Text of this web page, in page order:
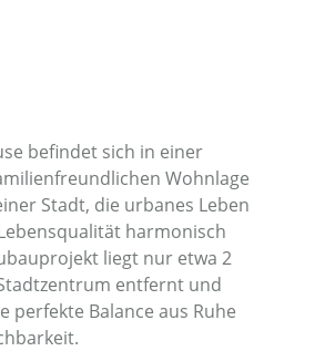
befindet sich in einer
Wohnlage
Stadt, die urbanes Leben
harmonisch
liegt nur etwa 2
entfernt und
perfekte Balance aus Ruhe